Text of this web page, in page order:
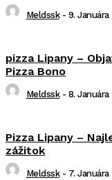
Meldssk - 9. Januára
pizza Lipany –
Pizza Bono
Meldssk - 8. Januára
Pizza Lipany –
zážitok
Meldssk - 7.